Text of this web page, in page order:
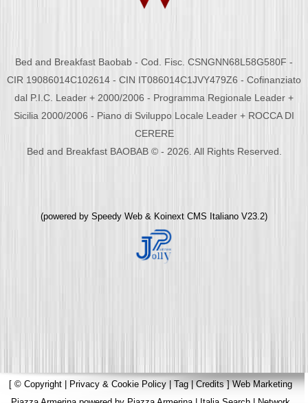
Bed and Breakfast Baobab - Cod. Fisc. CSNGNN68L58G580F -
CIR 19086014C102614 - CIN IT086014C1JVY479Z6 - Cofinanziato
dal P.I.C. Leader + 2000/2006 - Programma Regionale Leader +
Sicilia 2000/2006 - Piano di Sviluppo Locale Leader + ROCCA DI
CERERE
Bed and Breakfast BAOBAB © - 2026. All Rights Reserved.
(powered by Speedy Web & Koinext CMS Italiano V23.2)
[ © Copyright | Privacy & Cookie Policy | Tag|Credits]Web Marketing